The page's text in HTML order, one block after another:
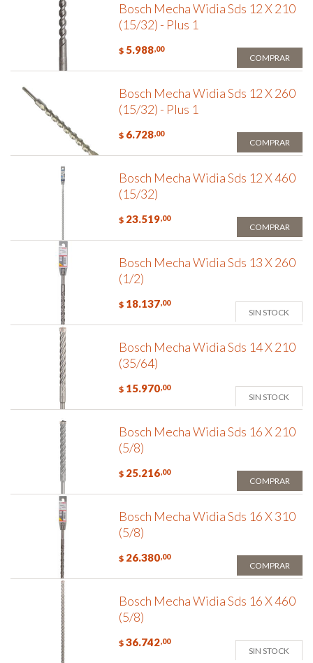
Bosch Mecha Widia Sds 12 X 210
(15/32) - Plus 1
$ 5.988,00
COMPRAR
Bosch Mecha Widia Sds 12 X 260
(15/32) - Plus 1
$ 6.728,00
COMPRAR
Bosch Mecha Widia Sds 12 X 460
(15/32)
$ 23.519,00
COMPRAR
Bosch Mecha Widia Sds 13 X 260
(1/2)
$ 18.137,00
SIN STOCK
Bosch Mecha Widia Sds 14 X 210
(35/64)
$ 15.970,00
SIN STOCK
Bosch Mecha Widia Sds 16 X 210
(5/8)
$ 25.216,00
COMPRAR
Bosch Mecha Widia Sds 16 X 310
(5/8)
$ 26.380,00
COMPRAR
Bosch Mecha Widia Sds 16 X 460
(5/8)
$ 36.742,00
SIN STOCK